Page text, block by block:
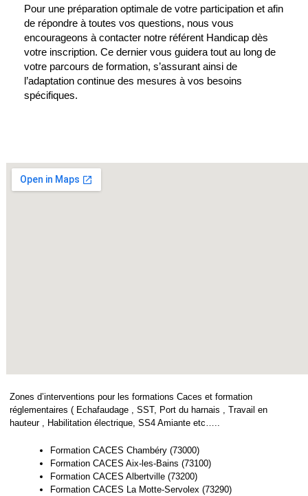
Pour une préparation optimale de votre participation et afin
de répondre à toutes vos questions, nous vous
encourageons à contacter notre référent Handicap dès
votre inscription. Ce dernier vous guidera tout au long de
votre parcours de formation, s’assurant ainsi de
l’adaptation continue des mesures à vos besoins
spécifiques.
Zones d’interventions pour les formations Caces et formation
réglementaires ( Echafaudage , SST, Port du harnais , Travail en
hauteur , Habilitation électrique, SS4 Amiante etc…..
Formation CACES Chambéry (73000)
Formation CACES Aix-les-Bains (73100)
Formation CACES Albertville (73200)
Formation CACES La Motte-Servolex (73290)